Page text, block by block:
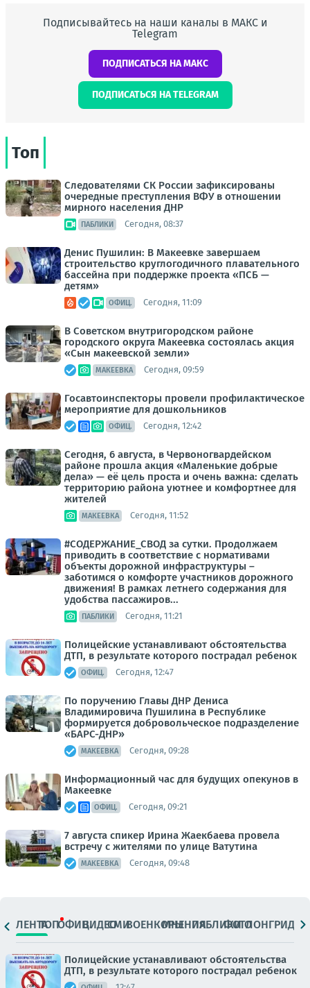
Подписывайтесь на наши каналы в МАКС и
Telegram
ПОДПИСАТЬСЯ НА МАКС
ПОДПИСАТЬСЯ НА TELEGRAM
Топ
Следователями СК России зафиксированы
очередные преступления ВФУ в отношении
мирного населения ДНР
ПАБЛИКИ Сегодня, 08:37
Денис Пушилин: В Макеевке завершаем
строительство круглогодичного плавательного
бассейна при поддержке проекта «ПСБ —
детям»
ОФИЦ. Сегодня, 11:09
В Советском внутригородском районе
городского округа Макеевка состоялась акция
«Сын макеевской земли»
МАКЕЕВКА Сегодня, 09:59
Госавтоинспекторы провели профилактическое
мероприятие для дошкольников
ОФИЦ. Сегодня, 12:42
Сегодня, 6 августа, в Червоногвардейском
районе прошла акция «Маленькие добрые
дела» — её цель проста и очень важна: сделать
территорию района уютнее и комфортнее для
жителей
МАКЕЕВКА Сегодня, 11:52
#СОДЕРЖАНИЕ_СВОД за сутки. Продолжаем
приводить в соответствие с нормативами
объекты дорожной инфраструктуры –
заботимся о комфорте участников дорожного
движения! В рамках летнего содержания для
удобства пассажиров...
ПАБЛИКИ Сегодня, 11:21
Полицейские устанавливают обстоятельства
ДТП, в результате которого пострадал ребенок
ОФИЦ. Сегодня, 12:47
По поручению Главы ДНР Дениса
Владимировича Пушилина в Республике
формируется добровольческое подразделение
«БАРС-ДНР»
МАКЕЕВКА Сегодня, 09:28
Информационный час для будущих опекунов в
Макеевке
ОФИЦ. Сегодня, 09:21
7 августа спикер Ирина Жаекбаева провела
встречу с жителями по улице Ватутина
МАКЕЕВКА Сегодня, 09:48
ЛЕНТАТОПОФИЦ.ВИДЕОСМИВОЕНКОРЫМНЕНИЯПАБЛИКИ
ФОТОЛОНГРИДЫ
Полицейские устанавливают обстоятельства
ДТП, в результате которого пострадал ребенок